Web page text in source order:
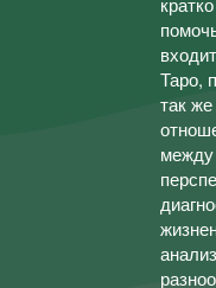
Таро,
так